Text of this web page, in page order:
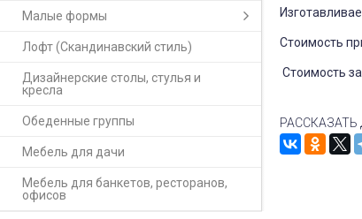
Малые формы
Лофт (Скандинавский стиль)
Дизайнерские столы, стулья и
кресла
Обеденные группы
Мебель для дачи
Мебель для банкетов, ресторанов,
офисов
Стоимость
Стоимость
РАССКАЗАТЬ